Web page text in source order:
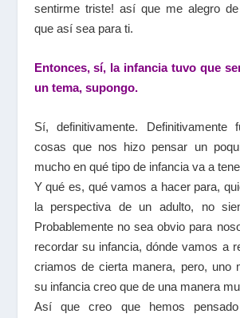
sentirme triste! así que me alegro
que así sea para ti.
Entonces, sí, la infancia tuvo que
un tema, supongo.
Sí, definitivamente.
cosas que nos hizo pensar un
mucho en qué tipo de infancia va a
Y qué es, qué vamos a hacer para,
la perspectiva de un adulto, no
Probablemente no sea obvio para
recordar su infancia, dónde vamos a
criamos de cierta manera, pero, uno
su infancia creo que de una manera
Así que creo que hemos